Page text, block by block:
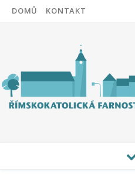
DOMŮ KONTAKT